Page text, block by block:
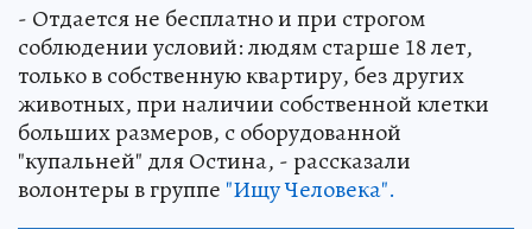
- Отдается не бесплатно и при строгом
соблюдении условий: людям старше 18 лет,
только в собственную квартиру, без других
животных, при наличии собственной клетки
больших размеров, с оборудованной
"купальней" для Остина, - рассказали
волонтеры в группе "Ищу Человека".